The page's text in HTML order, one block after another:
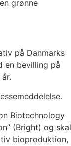
grønne
på Danmarks
en bevilling på
Biotechnology
(Bright) og skal
bioproduktion,